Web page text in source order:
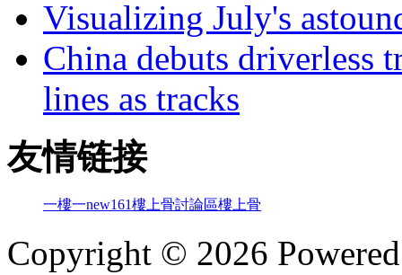
Visualizing July's
China debuts driverless
lines as tracks
友情链接
一樓一new161樓上骨討論區樓上骨
Copyright © 2026